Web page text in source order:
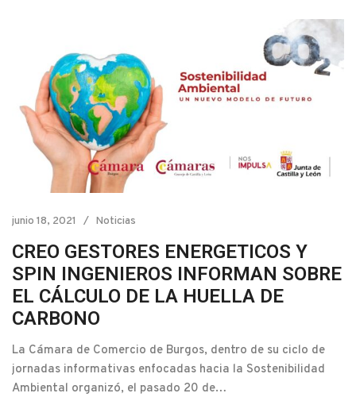
junio 18, 2021 Noticias
CREO GESTORES ENERGETICOS Y
SPIN INGENIEROS INFORMAN SOBRE
EL CÁLCULO DE LA HUELLA DE
CARBONO
La Cámara de Comercio de Burgos, dentro de su ciclo de
jornadas informativas enfocadas hacia la Sostenibilidad
Ambiental organizó, el pasado 20 de…